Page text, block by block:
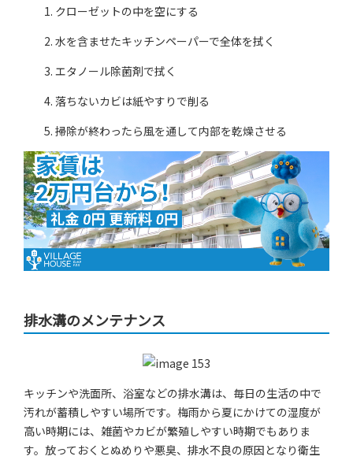
クローゼットの中を空にする
水を含ませたキッチンペーパーで全体を拭く
エタノール除菌剤で拭く
落ちないカビは紙やすりで削る
掃除が終わったら風を通して内部を乾燥させる
排水溝のメンテナンス
キッチンや洗面所、浴室などの排水溝は、毎日の生活の中で
汚れが蓄積しやすい場所です。梅雨から夏にかけての湿度が
高い時期には、雑菌やカビが繁殖しやすい時期でもありま
す。放っておくとぬめりや悪臭、排水不良の原因となり衛生